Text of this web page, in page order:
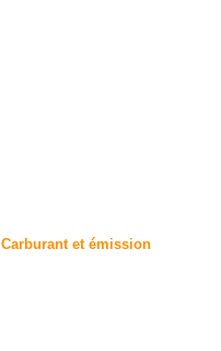
Carburant et émission